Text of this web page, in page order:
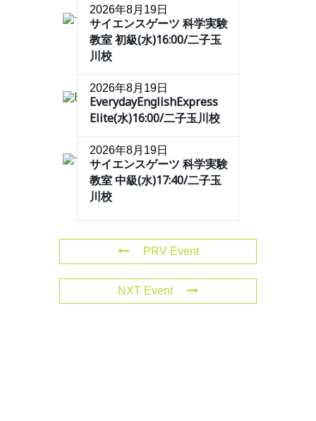
2026年8月19日
サイエンスゲーツ 科学実験
教室 初級(水)16:00/二子玉
川校
2026年8月19日
EverydayEnglishExpress
Elite(水)16:00/二子玉川校
2026年8月19日
サイエンスゲーツ 科学実験
教室 中級(水)17:40/二子玉
川校
PRV Event
NXT Event